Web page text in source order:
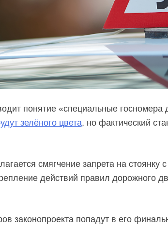
понятие «специальные
зелёного цвета, но фактический
смягчение запрета на стоянку
действий правил дорожного
законопроекта попадут в его